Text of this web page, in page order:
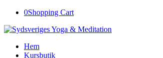
0Shopping Cart
Hem
Kursbutik